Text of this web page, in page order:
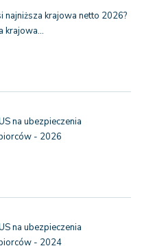
najniższa krajowa netto 2026?
krajowa…
na ubezpieczenia
- 2026
na ubezpieczenia
- 2024